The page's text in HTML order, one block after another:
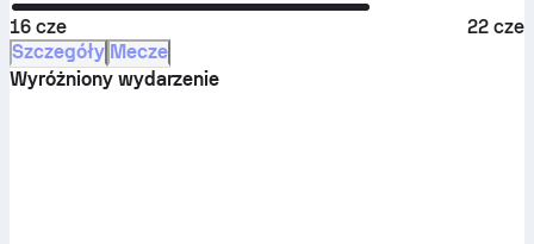
16 cze
22 cze
Szczegóły Mecze
Wyróżniony wydarzenie